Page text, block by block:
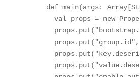
def main(args:
val props = new